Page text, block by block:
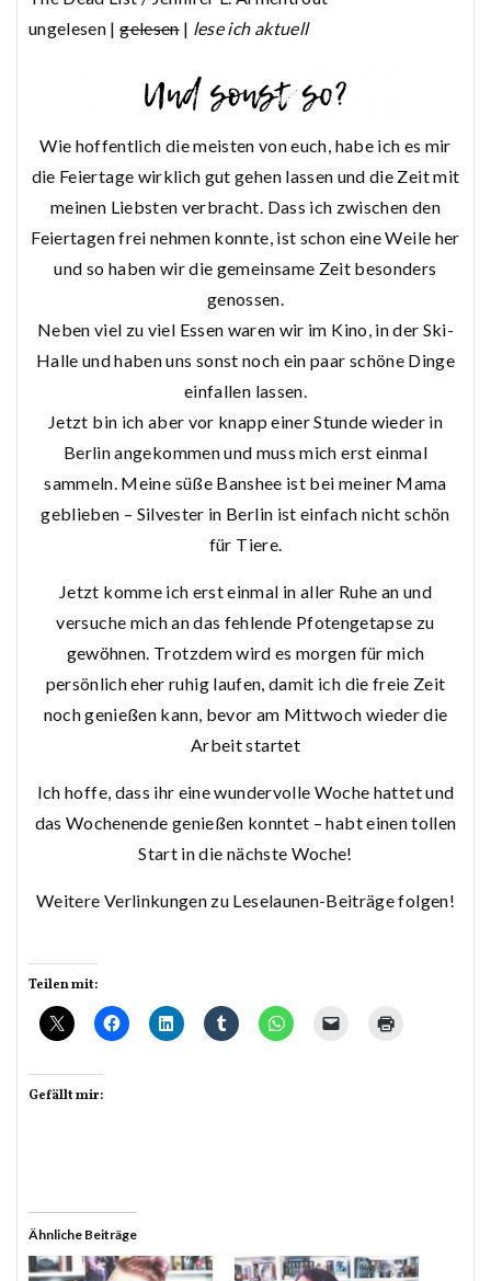
ungelesen |gelesen| lese ich aktuell
Wie hoffentlich die meisten von euch, habe ich es mir
die Feiertage wirklich gut gehen lassen und die Zeit mit
meinen Liebsten verbracht. Dass ich zwischen den
Feiertagen frei nehmen konnte, ist schon eine Weile her
und so haben wir die gemeinsame Zeit besonders
genossen.
Neben viel zu viel Essen waren wir im Kino, in der Ski-
Halle und haben uns sonst noch ein paar schöne Dinge
einfallen lassen.
Jetzt bin ich aber vor knapp einer Stunde wieder in
Berlin angekommen und muss mich erst einmal
sammeln. Meine süße Banshee ist bei meiner Mama
geblieben – Silvester in Berlin ist einfach nicht schön
für Tiere.
Jetzt komme ich erst einmal in aller Ruhe an und
versuche mich an das fehlende Pfotengetapse zu
gewöhnen. Trotzdem wird es morgen für mich
persönlich eher ruhig laufen, damit ich die freie Zeit
noch genießen kann, bevor am Mittwoch wieder die
Arbeit startet
Ich hoffe, dass ihr eine wundervolle Woche hattet und
das Wochenende genießen konntet – habt einen tollen
Start in die nächste Woche!
Weitere Verlinkungen zu Leselaunen-Beiträge folgen!
Teilen mit:
Gefällt mir:
Ähnliche Beiträge